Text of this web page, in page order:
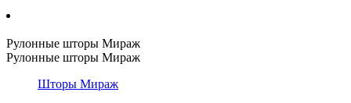
Рулонные шторы Мираж
Рулонные шторы Мираж
Шторы Мираж